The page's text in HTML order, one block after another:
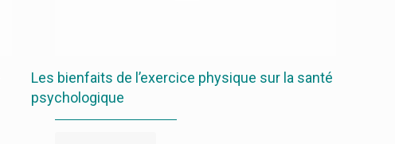
Les bienfaits de l’exercice physique sur la santé
psychologique